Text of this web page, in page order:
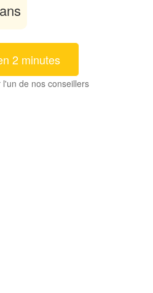
2 minutes
de nos conseillers